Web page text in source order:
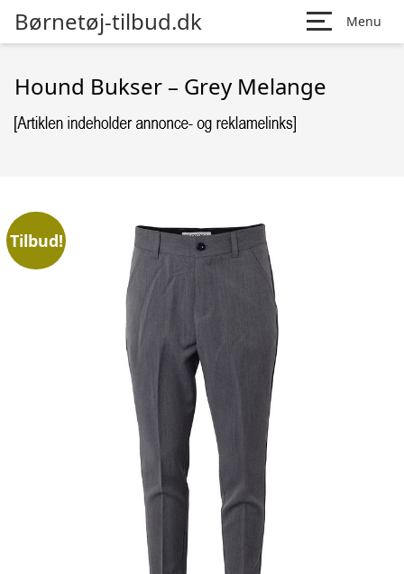
Børnetøj-tilbud.dk Menu
Hound Bukser – Grey Melange
Tilbud!